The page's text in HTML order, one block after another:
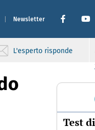
Newsletter
L'esperto risponde
Test